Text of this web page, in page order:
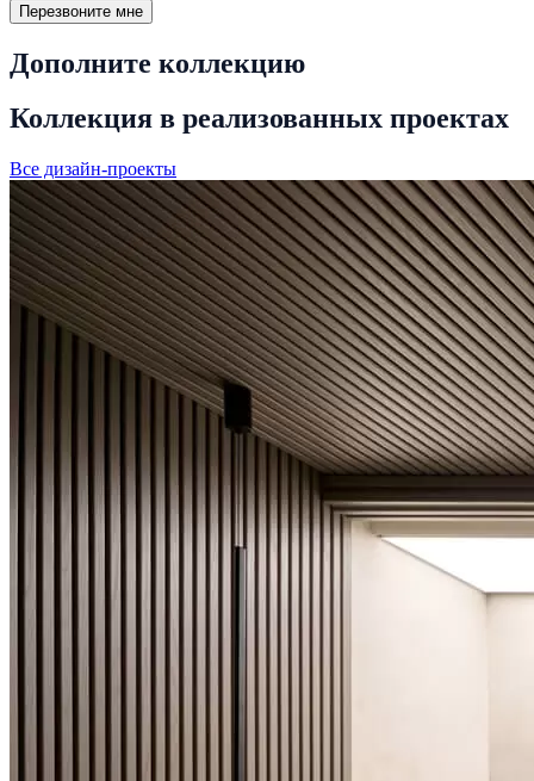
Перезвоните мне
Дополните коллекцию
Коллекция в реализованных проектах
Все дизайн-проекты